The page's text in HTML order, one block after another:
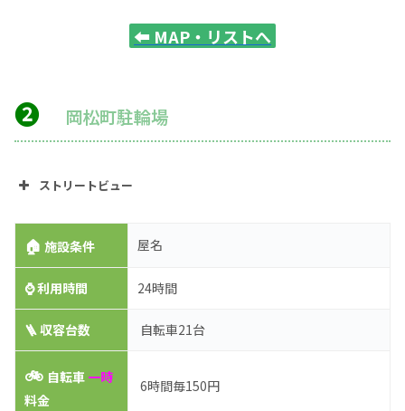
⬅️ MAP・リストへ
❷ 岡松町駐輪場
ストリートビュー
🏠施設条件 屋名
⌚利用時間 24時間
🪜 収容台数 自転車21台
🚲 自転車 一時
料金
6時間毎150円